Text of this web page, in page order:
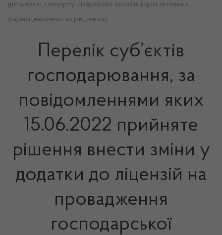
діяльності з імпорту лікарських засобів (крім активних
фармацевтичних інгредієнтів)
Перелік суб’єктів
господарювання, за
повідомленнями яких
15.06.2022 прийняте
рішення внести зміни у
додатки до ліцензій на
провадження
господарської